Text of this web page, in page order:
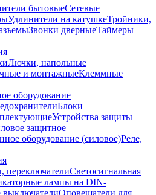
бытовыеСетевые
Удлинители на катушкеТройники,
Звонки дверныеТаймеры
Лючки, напольные
и монтажныеКлеммные
оборудование
Блоки
Устройства защиты
защитное
оборудование (силовое)Реле,
переключателиСветосигнальная
лампы на DIN-
Оповещатели для